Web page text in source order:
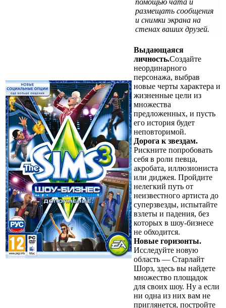
помощью чата и
размещать сообщения
и снимки экрана на
стенах ваших друзей.
Выдающаяся
личность.Создайте
неординарного
персонажа, выбрав
новые черты характера и
жизненные цели из
множества
предложенных, и пусть
его история будет
неповторимой.
Дорога к звездам.
Рискните попробовать
себя в роли певца,
акробата, иллюзиониста
или диджея. Пройдите
нелегкий путь от
неизвестного артиста до
суперзвезды, испытайте
взлеты и падения, без
которых в шоу-бизнесе
не обходится.
Новые горизонты.
Исследуйте новую
область — Старлайт
Шорз, здесь вы найдете
множество площадок
для своих шоу. Ну а если
ни одна из них вам не
приглянется, постройте